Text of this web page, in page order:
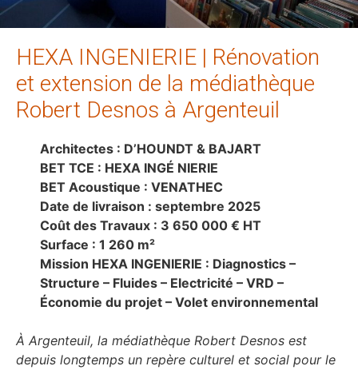
HEXA INGENIERIE | Rénovation
et extension de la médiathèque
Robert Desnos à Argenteuil
Architectes : D’HOUNDT & BAJART
BET TCE : HEXA INGÉ NIERIE
BET Acoustique : VENATHEC
Date de livraison : septembre 2025
Coût des Travaux : 3 650 000 € HT
Surface : 1 260 m²
Mission HEXA INGENIERIE : Diagnostics –
Structure – Fluides – Electricité – VRD –
Économie du projet – Volet environnemental
À Argenteuil, la médiathèque Robert Desnos est
depuis longtemps un repère culturel et social pour le